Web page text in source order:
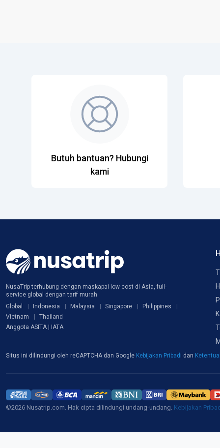
Butuh bantuan? Hubungi
kami
NusaTrip terhubung dengan maskapai low-cost di Asia, full-
service global dengan tarif murah
Global
Indonesia Malaysia Singapore
Philippines
Vietnam
Thailand
Anggota ASITA | IATA
Situs ini dilindungi oleh reCAPTCHA dan Google Kebijakan Pribadi dan
©2026 Nusatrip.com. Hak cipta dilindungi undang-undang. Kebijakan